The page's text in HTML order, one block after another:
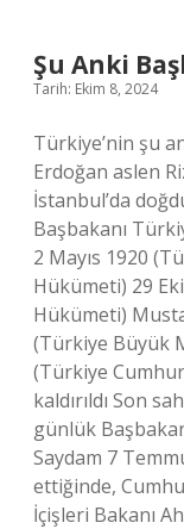
Şu Anki
Tarih: Ekim 8, 2024
Türkiye’nin şu
Erdoğan aslen
İstanbul’da
Başbakanı
2 Mayıs 1920
Hükümeti) 29
Hükümeti)
(Türkiye Büyük
(Türkiye
kaldırıldı Son
günlük
Saydam 7
ettiğinde,
İçişleri Bakanı